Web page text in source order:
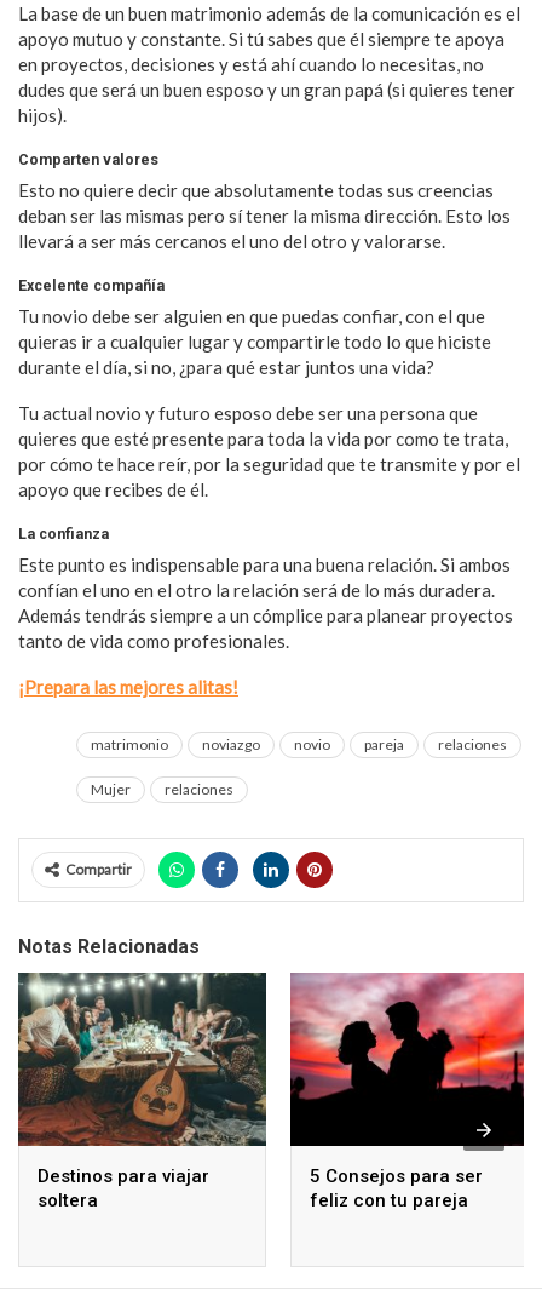
La base de un buen matrimonio además de la comunicación es el
apoyo mutuo y constante. Si tú sabes que él siempre te apoya
en proyectos, decisiones y está ahí cuando lo necesitas, no
dudes que será un buen esposo y un gran papá (si quieres tener
hijos).
Comparten valores
Esto no quiere decir que absolutamente todas sus creencias
deban ser las mismas pero sí tener la misma dirección. Esto los
llevará a ser más cercanos el uno del otro y valorarse.
Excelente compañía
Tu novio debe ser alguien en que puedas confiar, con el que
quieras ir a cualquier lugar y compartirle todo lo que hiciste
durante el día, si no, ¿para qué estar juntos una vida?
Tu actual novio y futuro esposo debe ser una persona que
quieres que esté presente para toda la vida por como te trata,
por cómo te hace reír, por la seguridad que te transmite y por el
apoyo que recibes de él.
La confianza
Este punto es indispensable para una buena relación. Si ambos
confían el uno en el otro la relación será de lo más duradera.
Además tendrás siempre a un cómplice para planear proyectos
tanto de vida como profesionales.
¡Prepara las mejores alitas!
matrimonio noviazgo novio pareja relaciones
Mujer relaciones
Compartir
Notas Relacionadas
Destinos para viajar
soltera
5 Consejos para ser
feliz con tu pareja